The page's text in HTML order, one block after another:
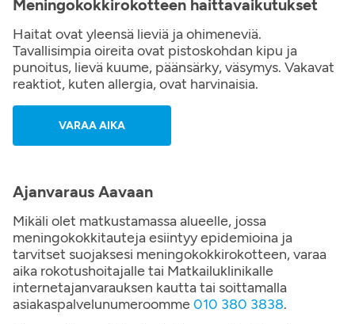
Meningokokkirokotteen haittavaikutukset
Haitat ovat yleensä lieviä ja ohimeneviä.
Tavallisimpia oireita ovat pistoskohdan kipu ja
punoitus, lievä kuume, päänsärky, väsymys. Vakavat
reaktiot, kuten allergia, ovat harvinaisia.
VARAA AIKA
Ajanvaraus Aavaan
Mikäli olet matkustamassa alueelle, jossa
meningokokkitauteja esiintyy epidemioina ja
tarvitset suojaksesi meningokokkirokotteen, varaa
aika rokotushoitajalle tai Matkailuklinikalle
internetajanvarauksen kautta tai soittamalla
asiakaspalvelunumeroomme010 380 3838.